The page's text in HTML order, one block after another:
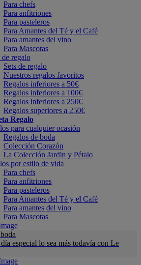
Para chefs
Para anfitriones
Para pasteleros
Para Amantes del Té y el Café
Para amantes del vino
Para Mascotas
de regalo
Sets de regalo
Nuestros regalos favoritos
Regalos inferiores a 50€
Regalos inferiores a 100€
Regalos inferiores a 250€
Regalos superiores a 250€
Regalo
para cualquier ocasión
Regalos de boda
Colección Corazón
La Colección Jardin y Pétalo
por estilo de vida
Para chefs
Para anfitriones
Para pasteleros
Para Amantes del Té y el Café
Para amantes del vino
Para Mascotas
especial lo sea más todavía con Le